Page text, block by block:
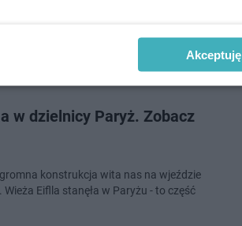
dodano 19-9-2022
w dzielnicy Paryż. Zobacz
konstrukcja wita nas na wjeździe
Eiflla stanęła w Paryżu - to część
Akceptuję